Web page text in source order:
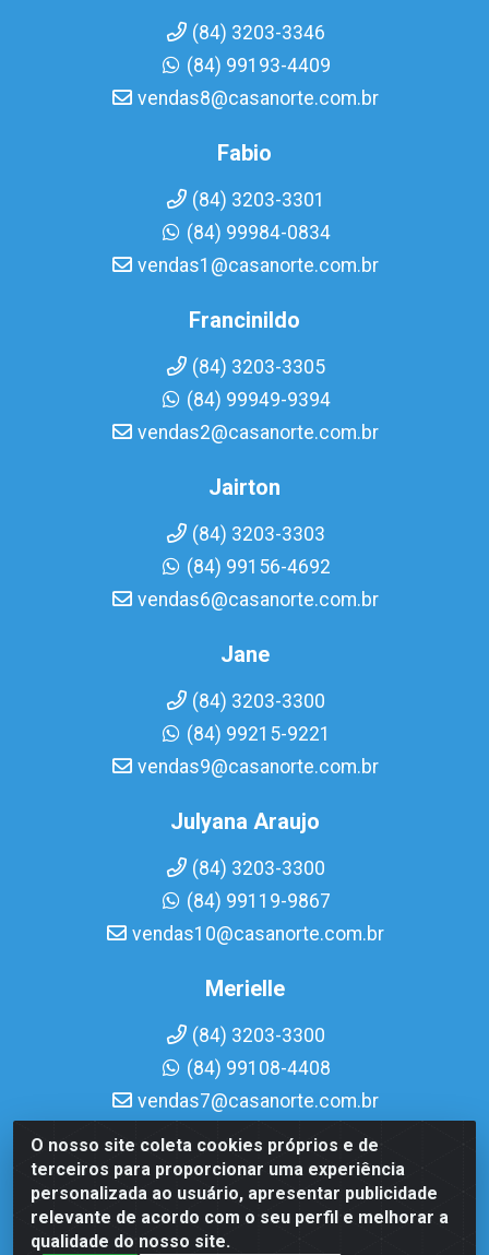
O nosso site coleta cookies próprios e de
terceiros para proporcionar uma experiência
personalizada ao usuário, apresentar publicidade
relevante de acordo com o seu perfil e melhorar a
qualidade do nosso site.
(84) 3203-3346
(84) 99193-4409
vendas8@casanorte.com.br
Fabio
(84) 3203-3301
(84) 99984-0834
vendas1@casanorte.com.br
Francinildo
(84) 3203-3305
(84) 99949-9394
vendas2@casanorte.com.br
Jairton
(84) 3203-3303
(84) 99156-4692
vendas6@casanorte.com.br
Jane
(84) 3203-3300
(84) 99215-9221
vendas9@casanorte.com.br
Julyana Araujo
(84) 3203-3300
(84) 99119-9867
vendas10@casanorte.com.br
Merielle
(84) 3203-3300
(84) 99108-4408
vendas7@casanorte.com.br
Casa Norte LTDA - Av. Interventor Mário Câmara, 1815 -
Dix-Sept Rosado, Natal/RN - CEP 59054-600 - CNPJ
08.713.513/0001-51